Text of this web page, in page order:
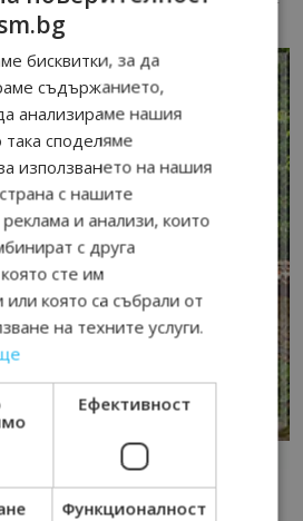
бисквитки, за да
съдържанието,
анализираме нашия
споделяме
използването на нашия
с нашите
и анализи, които
с друга
сте им
или която са събрали от
на техните услуги.
Ефективност
Функционалност